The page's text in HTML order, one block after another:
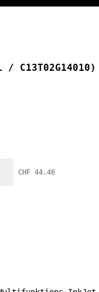
C13T02G14010)
CHF 44.46